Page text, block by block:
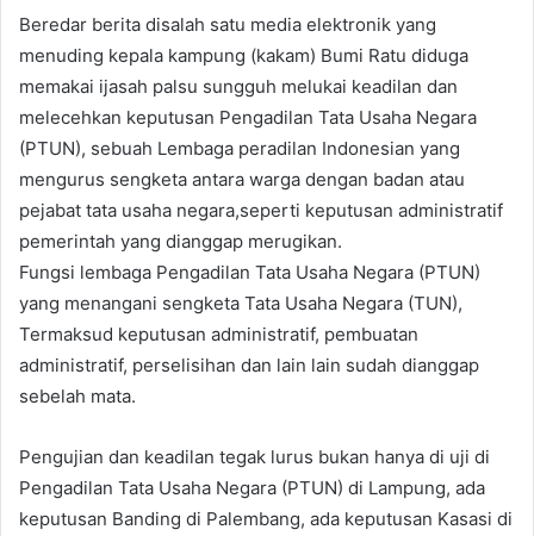
Beredar berita disalah satu media elektronik yang
menuding kepala kampung (kakam) Bumi Ratu diduga
memakai ijasah palsu sungguh melukai keadilan dan
melecehkan keputusan Pengadilan Tata Usaha Negara
(PTUN), sebuah Lembaga peradilan Indonesian yang
mengurus sengketa antara warga dengan badan atau
pejabat tata usaha negara,seperti keputusan administratif
pemerintah yang dianggap merugikan.
Fungsi lembaga Pengadilan Tata Usaha Negara (PTUN)
yang menangani sengketa Tata Usaha Negara (TUN),
Termaksud keputusan administratif, pembuatan
administratif, perselisihan dan lain lain sudah dianggap
sebelah mata.
Pengujian dan keadilan tegak lurus bukan hanya di uji di
Pengadilan Tata Usaha Negara (PTUN) di Lampung, ada
keputusan Banding di Palembang, ada keputusan Kasasi di